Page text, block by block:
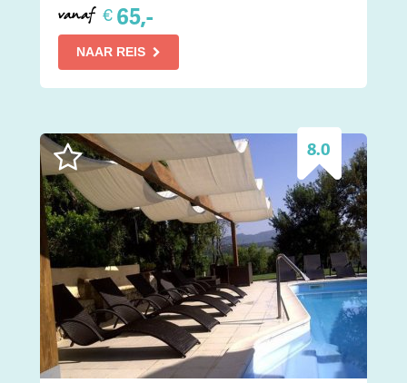
vanaf € 65,-
NAAR REIS
8.0